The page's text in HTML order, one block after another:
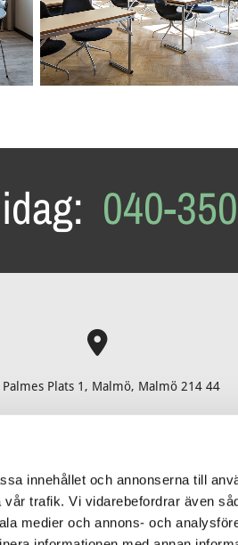
innehållet och annonserna till
trafik. Vi vidarebefordrar även
medier och annons- och
040-

Palmes Plats 1, Malmö, Malmö 214 44
Folk Mat & Möten